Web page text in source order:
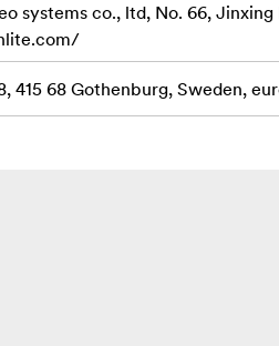
systems co., ltd, No. 66,
415 68 Gothenburg, Sweden,